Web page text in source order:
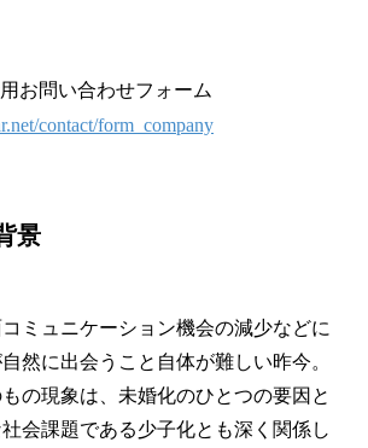
お問い合わせフォーム
contact/form_company
景
ミュニケーション機会の減少などに
然に出会うこと自体が難しい昨今。
の現象は、未婚化のひとつの要因と
会課題である少子化とも深く関係し